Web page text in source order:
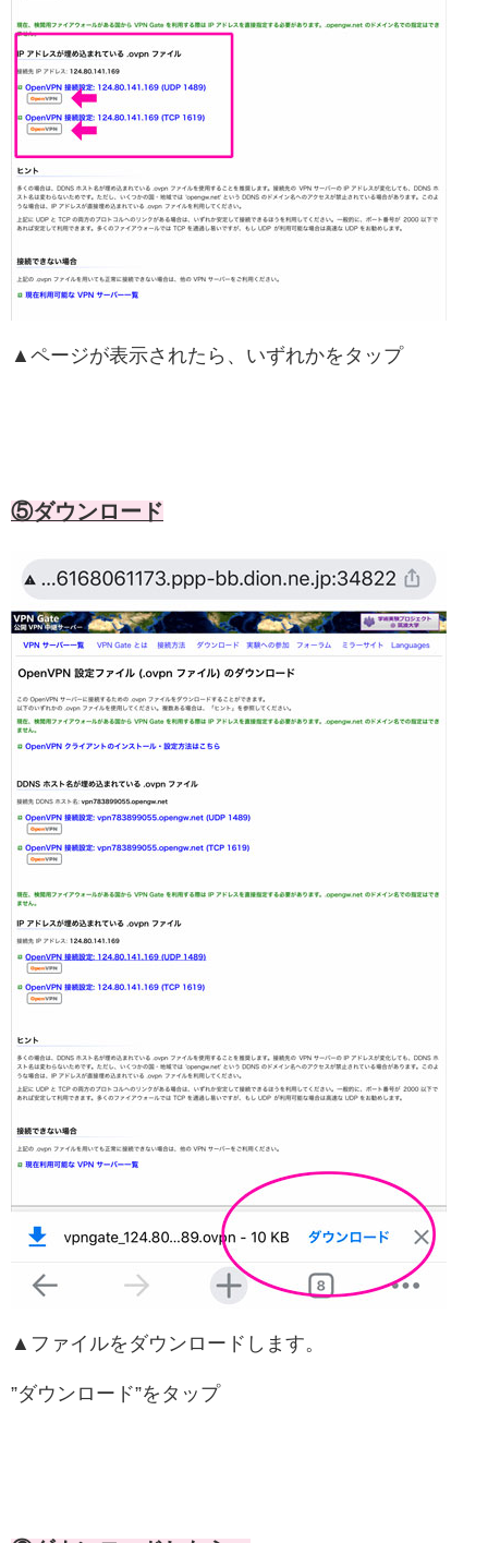
▲ページが表示されたら、いずれかをタップ
⑤ダウンロード
▲ファイルをダウンロードします。
”ダウンロード”をタップ